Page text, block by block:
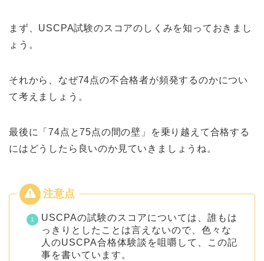
まず、USCPA試験のスコアのしくみを知っておきまし
ょう。
それから、なぜ74点の不合格者が頻発するのかについ
て考えましょう。
最後に「74点と75点の間の壁」を乗り越えて合格する
にはどうしたら良いのか見ていきましょうね。
USCPAの試験のスコアについては、誰もは
っきりとしたことは言えないので、色々な
人のUSCPA合格体験談を咀嚼して、この記
事を書いています。